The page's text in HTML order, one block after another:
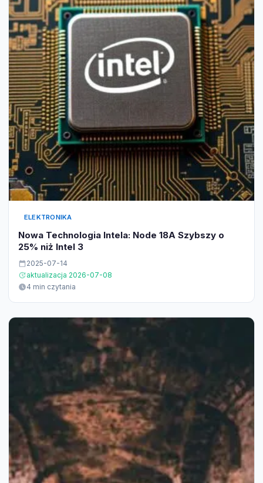
ELEKTRONIKA
Nowa Technologia Intela: Node 18A Szybszy o
25% niż Intel 3
2025-07-14
aktualizacja 2026-07-08
4 min czytania